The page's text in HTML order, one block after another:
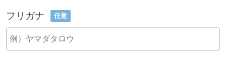
フリガナ 任意